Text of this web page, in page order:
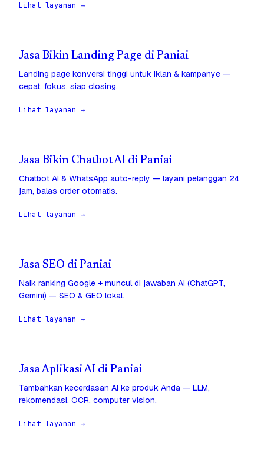
Lihat layanan →
Jasa Bikin Landing Page di Paniai
Landing page konversi tinggi untuk iklan & kampanye —
cepat, fokus, siap closing.
Lihat layanan →
Jasa Bikin Chatbot AI di Paniai
Chatbot AI & WhatsApp auto-reply — layani pelanggan 24
jam, balas order otomatis.
Lihat layanan →
Jasa SEO di Paniai
Naik ranking Google + muncul di jawaban AI (ChatGPT,
Gemini) — SEO & GEO lokal.
Lihat layanan →
Jasa Aplikasi AI di Paniai
Tambahkan kecerdasan AI ke produk Anda — LLM,
rekomendasi, OCR, computer vision.
Lihat layanan →